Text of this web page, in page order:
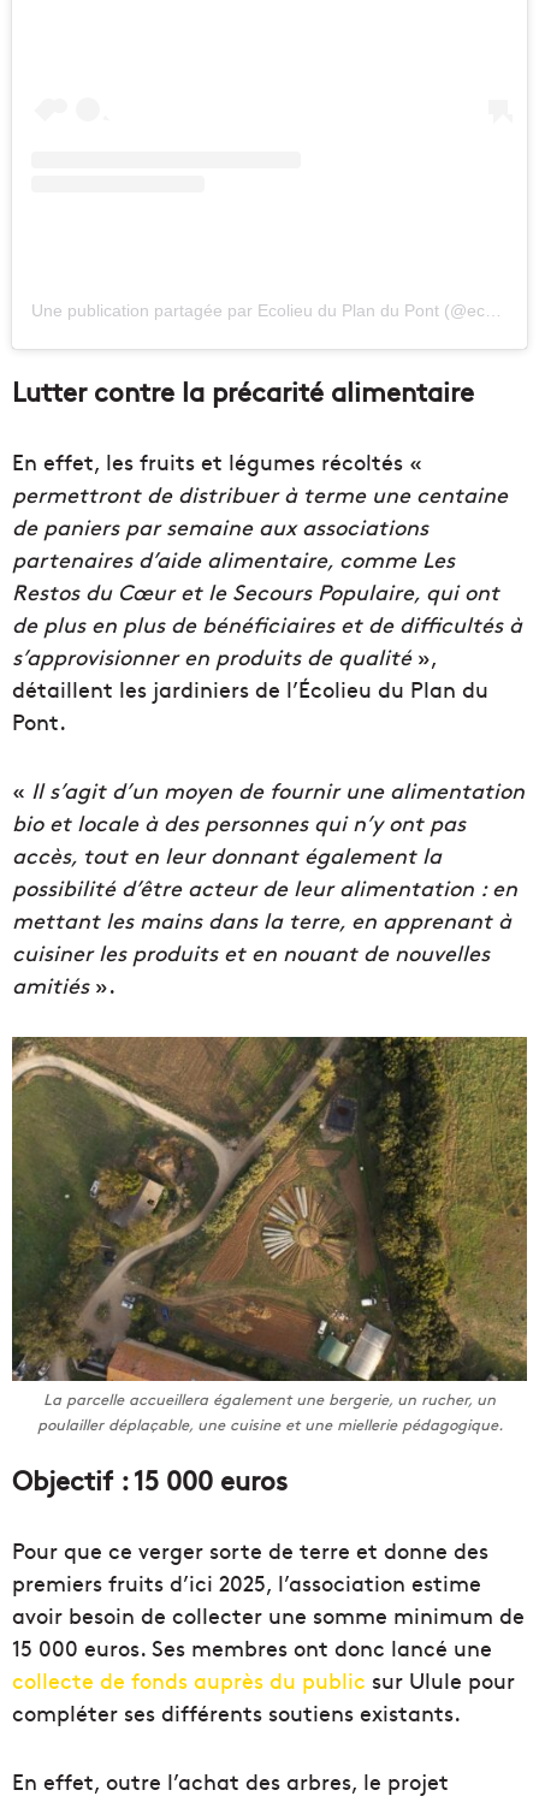
Lutter contre la précarité alimentaire
En effet, les fruits et légumes récoltés «
permettront de distribuer à terme une centaine
de paniers par semaine aux associations
partenaires d’aide alimentaire, comme Les
Restos du Cœur et le Secours Populaire, qui ont
de plus en plus de bénéficiaires et de difficultés à
s’approvisionner en produits de qualité »,
détaillent les jardiniers de l’Écolieu du Plan du
Pont.
« Il s’agit d’un moyen de fournir une alimentation
bio et locale à des personnes qui n’y ont pas
accès, tout en leur donnant également la
possibilité d’être acteur de leur alimentation : en
mettant les mains dans la terre, en apprenant à
cuisiner les produits et en nouant de nouvelles
amitiés».
La parcelle accueillera également une bergerie, un rucher, un
poulailler déplaçable, une cuisine et une miellerie pédagogique.
Objectif : 15 000 euros
Pour que ce verger sorte de terre et donne des
premiers fruits d’ici 2025, l’association estime
avoir besoin de collecter une somme minimum de
15 000 euros. Ses membres ont donc lancé une
collecte de fonds auprès du public sur Ulule pour
compléter ses différents soutiens existants.
En effet, outre l’achat des arbres, le projet